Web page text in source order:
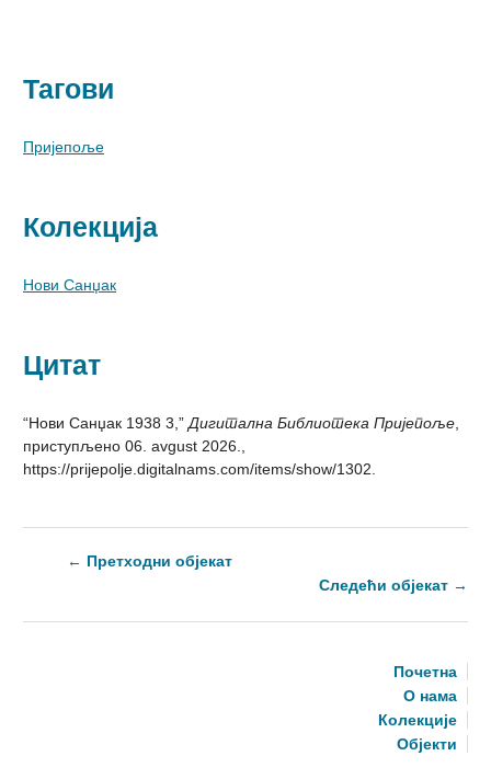
Тагови
Пријепоље
Колекција
Нови Санџак
Цитат
“Нови Санџак 1938 3,” Дигитална Библиотека Пријепоље
приступљено 06. avgust 2026.,
https://prijepolje.digitalnams.com/items/show/1302
← Претходни објекат
Следећи објекат →
Почетна
О нама
Колекције
Објекти